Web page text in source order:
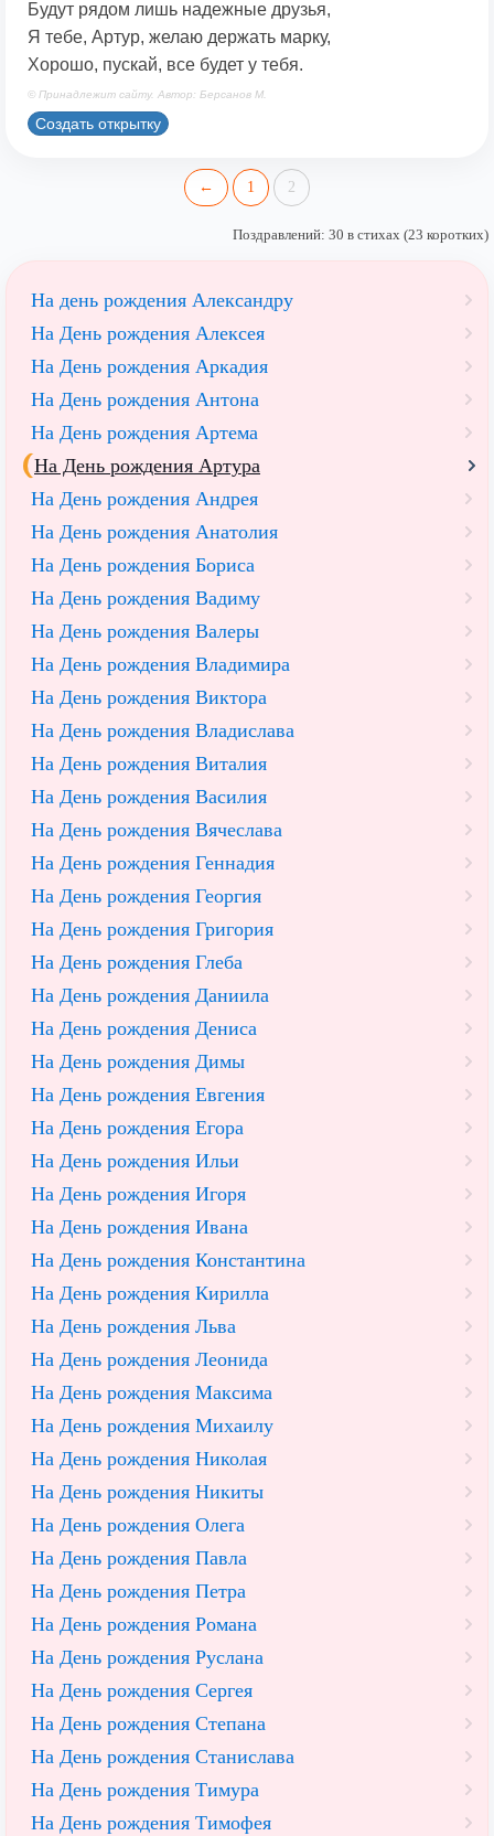
Будут рядом лишь надежные друзья,
Я тебе, Артур, желаю держать марку,
Хорошо, пускай, все будет у тебя.
© Принадлежит сайту. Автор: Берсанов М.
Создать открытку
← 1 2
Поздравлений: 30 в стихах (23 коротких)
На день рождения Александру
На День рождения Алексея
На День рождения Аркадия
На День рождения Антона
На День рождения Артема
На День рождения Артура
На День рождения Андрея
На День рождения Анатолия
На День рождения Бориса
На День рождения Вадиму
На День рождения Валеры
На День рождения Владимира
На День рождения Виктора
На День рождения Владислава
На День рождения Виталия
На День рождения Василия
На День рождения Вячеслава
На День рождения Геннадия
На День рождения Георгия
На День рождения Григория
На День рождения Глеба
На День рождения Даниила
На День рождения Дениса
На День рождения Димы
На День рождения Евгения
На День рождения Егора
На День рождения Ильи
На День рождения Игоря
На День рождения Ивана
На День рождения Константина
На День рождения Кирилла
На День рождения Льва
На День рождения Леонида
На День рождения Максима
На День рождения Михаилу
На День рождения Николая
На День рождения Никиты
На День рождения Олега
На День рождения Павла
На День рождения Петра
На День рождения Романа
На День рождения Руслана
На День рождения Сергея
На День рождения Степана
На День рождения Станислава
На День рождения Тимура
На День рождения Тимофея